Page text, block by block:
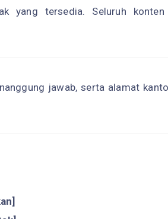
yang tersedia. Seluruh
jawab, serta alamat